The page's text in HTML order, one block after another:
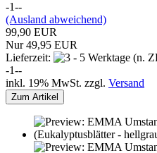
-1--
(Ausland abweichend)
99,90 EUR
Nur 49,95 EUR
Lieferzeit:
-1--
inkl. 19% MwSt. zzgl. Versand
Zum Artikel